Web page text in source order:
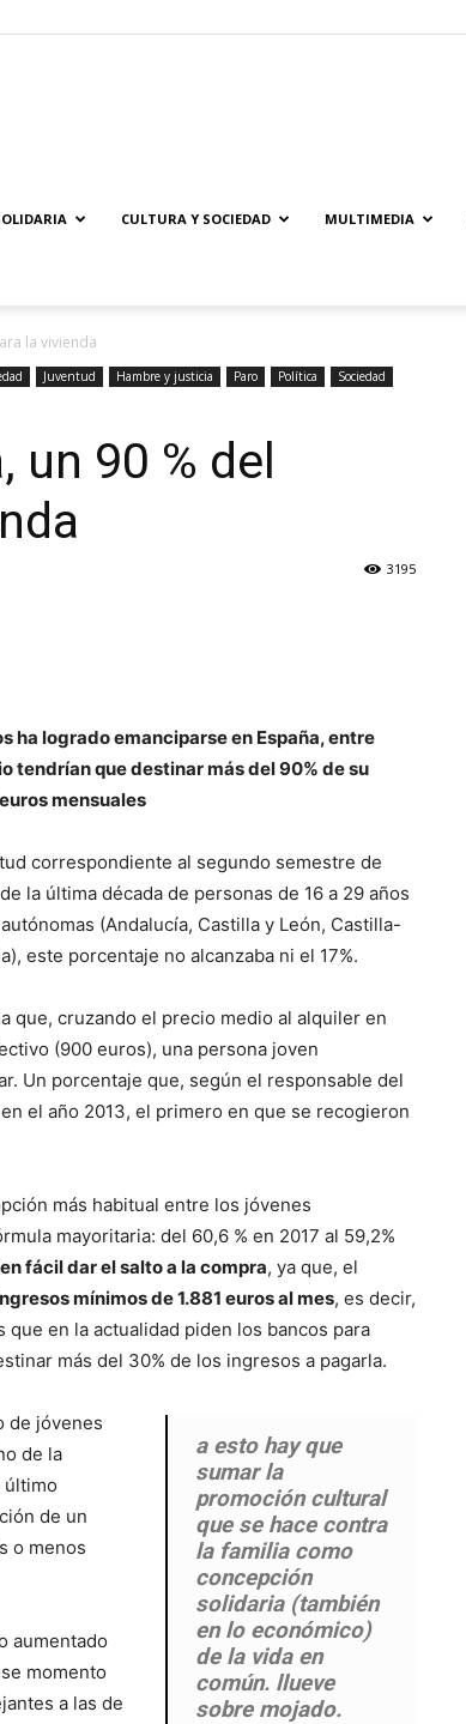
CULTURA Y SOCIEDAD MULTIMEDIA
la vivienda
Juventud Hambre y justicia Paro Política
Sociedad
un 90 % del
3195
ha logrado emanciparse en España, entre
tendrían que destinar más del 90% de su
mensuales
correspondiente al segundo semestre de
la última década de personas de 16 a 29 años
(Andalucía, Castilla y León, Castilla-
este porcentaje no alcanzaba ni el 17%.
que, cruzando el precio medio al alquiler en
(900 euros), una persona joven
Un porcentaje que, según el responsable del
el año 2013, el primero en que se recogieron
más habitual entre los jóvenes
mayoritaria: del 60,6 % en 2017 al 59,2%
fácil dar el salto a la compra, ya que, el
mínimos de 1.881 euros al mes, es decir,
en la actualidad piden los bancos para
más del 30% de los ingresos a pagarla.
a esto hay que
sumar la
promoción cultural
que se hace contra
la familia como
concepción
solidaria (también
en lo económico)
de la vida en
común. llueve
sobre mojado.
de jóvenes
de la
último
de un
o menos
aumentado
momento
a las de